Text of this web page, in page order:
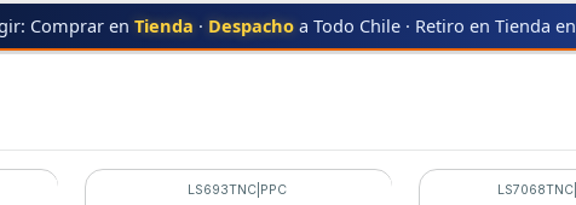
Comprar en Tienda · Despacho a Todo Chile · Retiro en Tienda en
Ofertas WG 54 en TodoToner
LS693TNC PPC LS7068TNC|